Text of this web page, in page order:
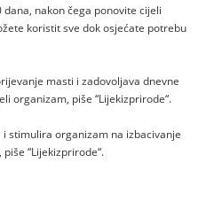
nakon čega ponovite cijeli
koristit sve dok osjećate potrebu
masti i zadovoljava dnevne
organizam, piše “Lijekizprirode“.
stimulira organizam na izbacivanje
“Lijekizprirode“.